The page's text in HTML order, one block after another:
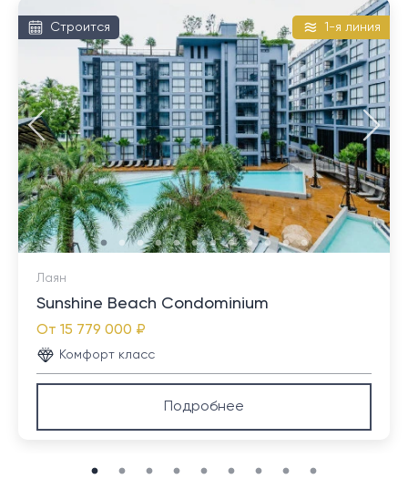
Строится 1-я линия
Лаян
Sunshine Beach Condominium
От 15 779 000 ₽
Комфорт класс
Подробнее